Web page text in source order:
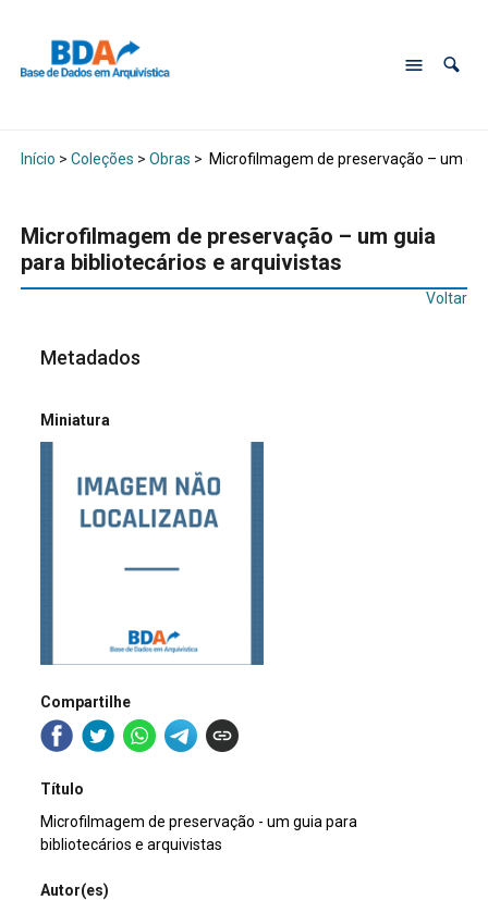
Início > Coleções > Obras > Microfilmagem de preservação – um
Microfilmagem de preservação – um guia
para bibliotecários e arquivistas
Voltar
Metadados
Miniatura
Compartilhe
Título
Microfilmagem de preservação - um guia para
bibliotecários e arquivistas
Autor(es)